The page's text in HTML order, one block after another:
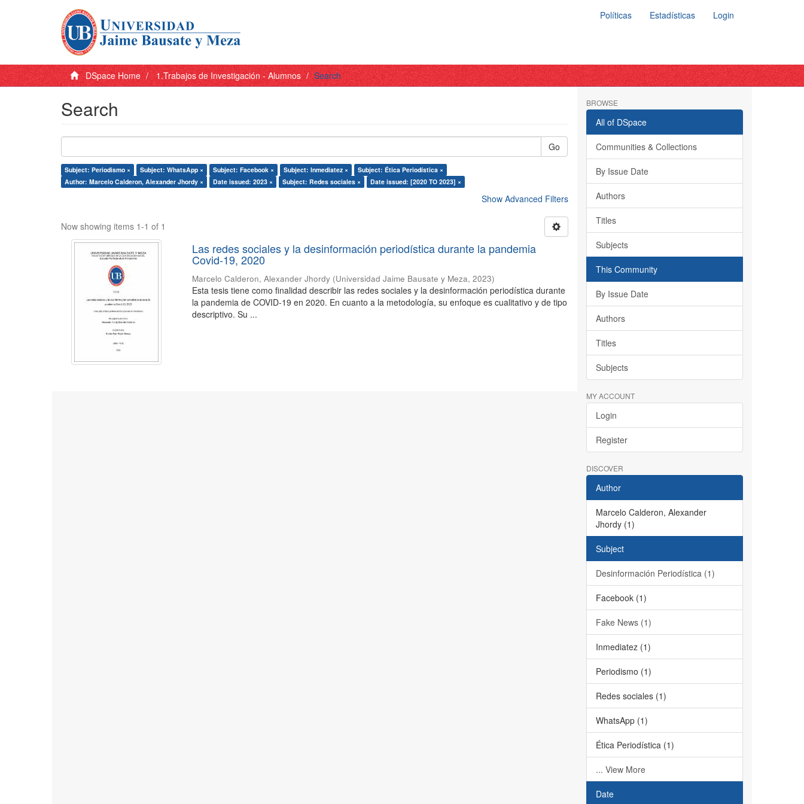
Políticas Estadísticas Login
DSpace Home 1.Trabajos de Investigación - Alumnos Search
Search
Go
Subject: Periodismo × Subject: WhatsApp × Subject: Facebook × Subject: Inmediatez ×
Subject: Ética Periodística ×
Author: Marcelo Calderon, Alexander Jhordy ×
Date issued: 2023 × Subject: Redes sociales × Date issued: [2020 TO 2023] ×
Show Advanced Filters
Now showing items 1-1 of 1
Las redes sociales y la desinformación periodística durante la pandemia
Covid-19, 2020
Marcelo Calderon, Alexander Jhordy (Universidad Jaime Bausate y Meza,2023)
Esta tesis tiene como finalidad describir las redes sociales y la desinformación periodística durante
la pandemia de COVID-19 en 2020. En cuanto a la metodología, su enfoque es cualitativo y de tipo
descriptivo. Su ...
BROWSE
All of DSpace
Communities & Collections
By Issue Date
Authors
Titles
Subjects
This Community
By Issue Date
Authors
Titles
Subjects
MY ACCOUNT
Login
Register
DISCOVER
Author
Marcelo Calderon, Alexander
Jhordy (1)
Subject
Desinformación Periodística (1)
Facebook (1)
Fake News (1)
Inmediatez (1)
Periodismo (1)
Redes sociales (1)
WhatsApp (1)
Ética Periodística (1)
... View More
Date